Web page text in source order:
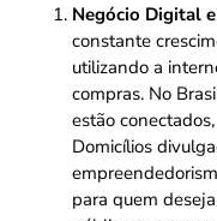
Negócio Digital
constante
utilizando a
compras. No
estão
Domicílios
para quem